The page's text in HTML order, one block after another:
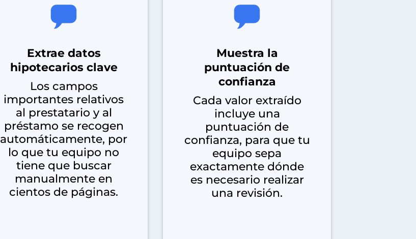
Extrae datos
hipotecarios clave
Los campos
importantes relativos
al prestatario y al
préstamo se recogen
automáticamente, por
lo que tu equipo no
tiene que buscar
manualmente en
cientos de páginas.
Muestra la
puntuación de
confianza
Cada valor extraído
incluye una
puntuación de
confianza, para que tu
equipo sepa
exactamente dónde
es necesario realizar
una revisión.